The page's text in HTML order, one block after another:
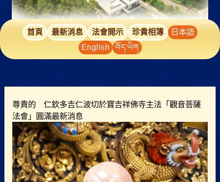
首頁 最新消息 法會開示 珍貴相簿
日本語
English
བོད་ཡིག
尊貴的 仁欽多吉仁波切於寶吉祥佛寺主法「觀音菩薩
法會」圓滿最新消息